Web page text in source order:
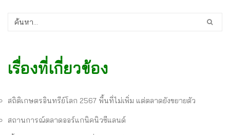
เรื่องที่เกี่ยวข้อง
สถิติเกษตรอินทรีย์โลก 2567 พื้นที่ไม่เพิ่ม แต่ตลาดยังขยายตัว
สถานการณ์ตลาดออร์แกนิคนิวซีแลนด์